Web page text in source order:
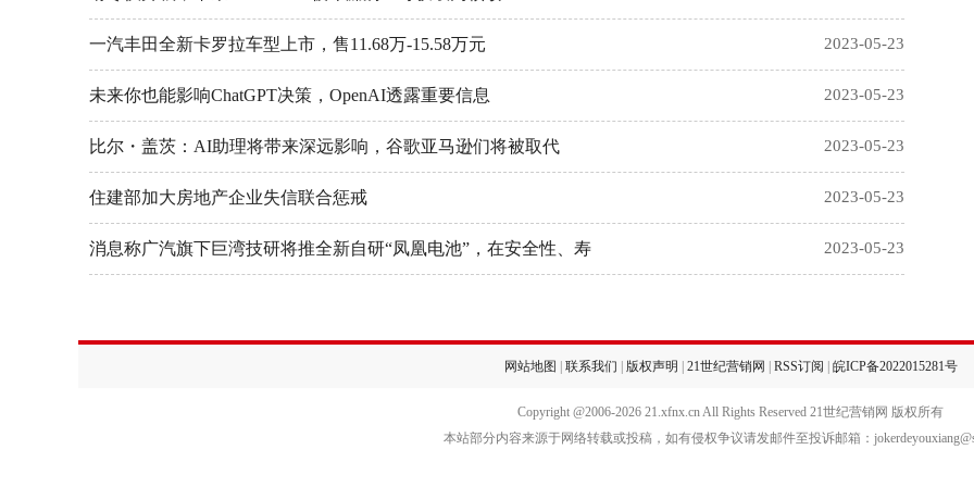
一汽丰田全新卡罗拉车型上市，售11.68万-15.58万元 2023-05-23
未来你也能影响ChatGPT决策，OpenAI透露重要信息 2023-05-23
比尔・盖茨：AI助理将带来深远影响，谷歌亚马逊们将被取代 2023-05-23
住建部加大房地产企业失信联合惩戒 2023-05-23
消息称广汽旗下巨湾技研将推全新自研“凤凰电池”，在安全性、寿 2023-05-23
网站地图 联系我们 版权声明 21世纪营销网 RSS订阅 皖ICP备2022015281号
Copyright @2006-2026 21.xfnx.cn All Rights Reserved 21世纪营销网 版权所有
本站部分内容来源于网络转载或投稿，如有侵权争议请发邮件至投诉邮箱：